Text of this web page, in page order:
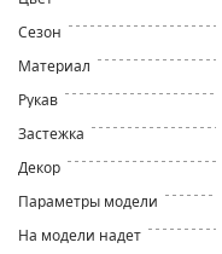
Сезон
Материал
Рукав
Застежка
Декор
Параметры модели
На модели надет